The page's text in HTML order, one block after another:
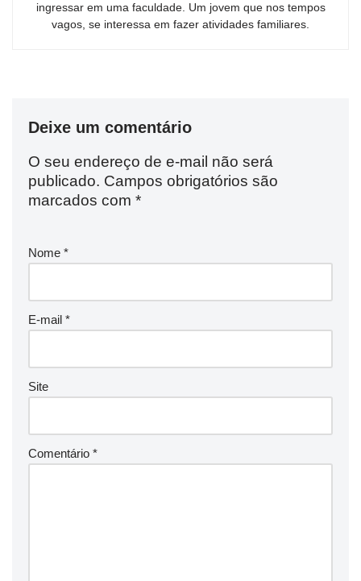
ingressar em uma faculdade. Um jovem que nos tempos
vagos, se interessa em fazer atividades familiares.
Deixe um comentário
O seu endereço de e-mail não será
publicado. Campos obrigatórios são
marcados com *
Nome *
E-mail *
Site
Comentário *